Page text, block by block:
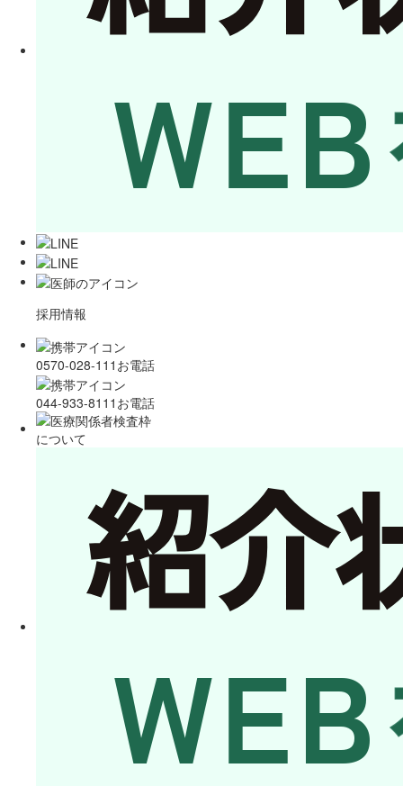
採用情報
0570-028-111 お電話
044-933-8111 お電話